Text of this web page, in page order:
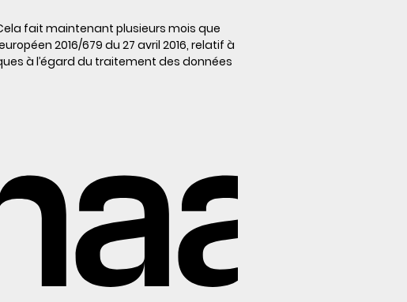
Cela fait maintenant plusieurs mois que
2016/679 du 27 avril 2016, relatif à
à l’égard du traitement des données